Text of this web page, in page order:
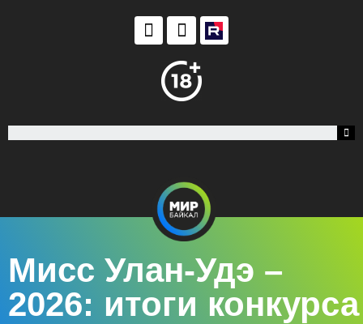
Мисс Улан-Удэ –
2026: итоги конкурса